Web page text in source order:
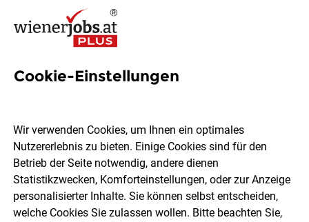
Filialleiter (m/w/d)
Wien
HOFER KG
Cookie-Einstellungen
Wir verwenden Cookies, um Ihnen ein optimales
Nutzererlebnis zu bieten. Einige Cookies sind für den
Betrieb der Seite notwendig, andere dienen
Statistikzwecken, Komforteinstellungen, oder zur Anzeige
personalisierter Inhalte. Sie können selbst entscheiden,
welche Cookies Sie zulassen wollen. Bitte beachten Sie,